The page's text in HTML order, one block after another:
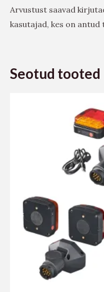
Arvustust saavad
kasutajad, kes on
Seotud tooted